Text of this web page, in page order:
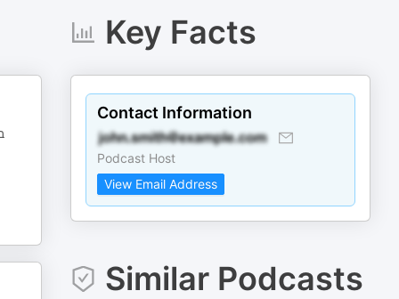
Key Facts
Contact Information
Podcast Host
View Email Address
Similar Podcasts